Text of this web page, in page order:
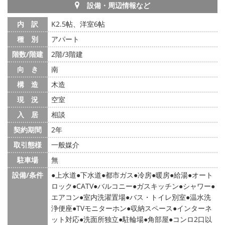
設備・周辺情報など
内 訳
K2.5帖、洋室6帖
種 別
アパート
階数/階建
2階/3階建
向 き
南
構 造
木造
現 況
空室
入 居
相談
契約期間
2年
取引態様
一般媒介
駐車場
無
設備/条件
上水道 下水道 都市ガス 冷房 暖房 給湯 オート
ロック CATV バルコニー ガスキッチン シャワー
エアコン 室内洗濯置場 バス・トイレ別室 温水洗
浄便座 TVモニターホン 収納スペース インターネ
ット対応 洗面所独立 駐輪場 角部屋 コンロ2口以